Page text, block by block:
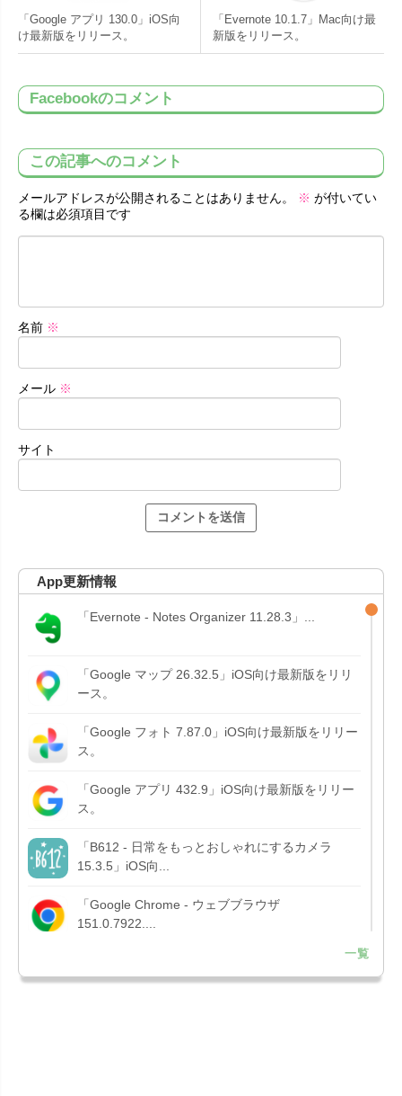
「Google アプリ 130.0」iOS向
け最新版をリリース。
「Evernote 10.1.7」Mac向け最
新版をリリース。
Facebookのコメント
この記事へのコメント
メールアドレスが公開されることはありません。 ※ が付いてい
る欄は必須項目です
名前 ※
メール ※
サイト
App更新情報
「Evernote - Notes Organizer 11.28.3」...
「Google マップ 26.32.5」iOS向け最新版をリリ
ース。
「Google フォト 7.87.0」iOS向け最新版をリリー
ス。
「Google アプリ 432.9」iOS向け最新版をリリー
ス。
「B612 - 日常をもっとおしゃれにするカメラ
15.3.5」iOS向...
「Google Chrome - ウェブブラウザ
151.0.7922....
「Microsoft OneDrive 18.7.3」iOS向け最新版を...
一覧